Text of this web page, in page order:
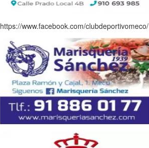
https://www.facebook.com/clubdeportivomeco/